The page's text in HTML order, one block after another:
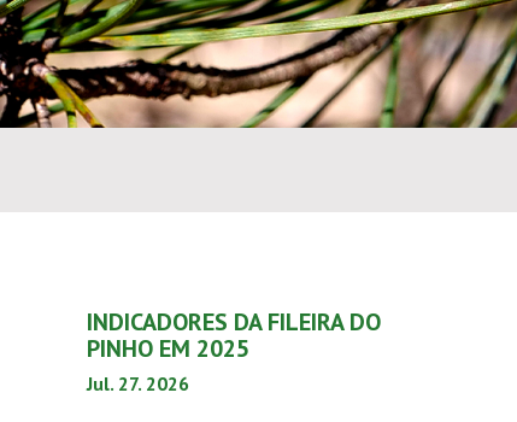
INDICADORES DA FILEIRA DO
PINHO EM 2025
Jul. 27. 2026